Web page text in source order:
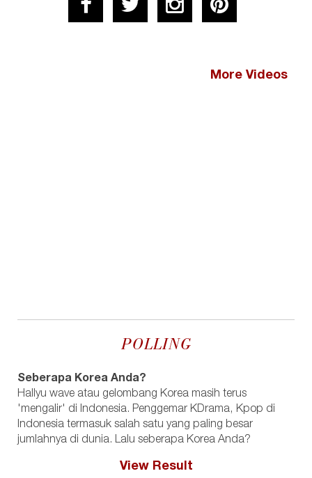
More Videos
POLLING
Seberapa Korea Anda?
Hallyu wave atau gelombang Korea masih terus
'mengalir' di Indonesia. Penggemar KDrama, Kpop di
Indonesia termasuk salah satu yang paling besar
jumlahnya di dunia. Lalu seberapa Korea Anda?
View Result